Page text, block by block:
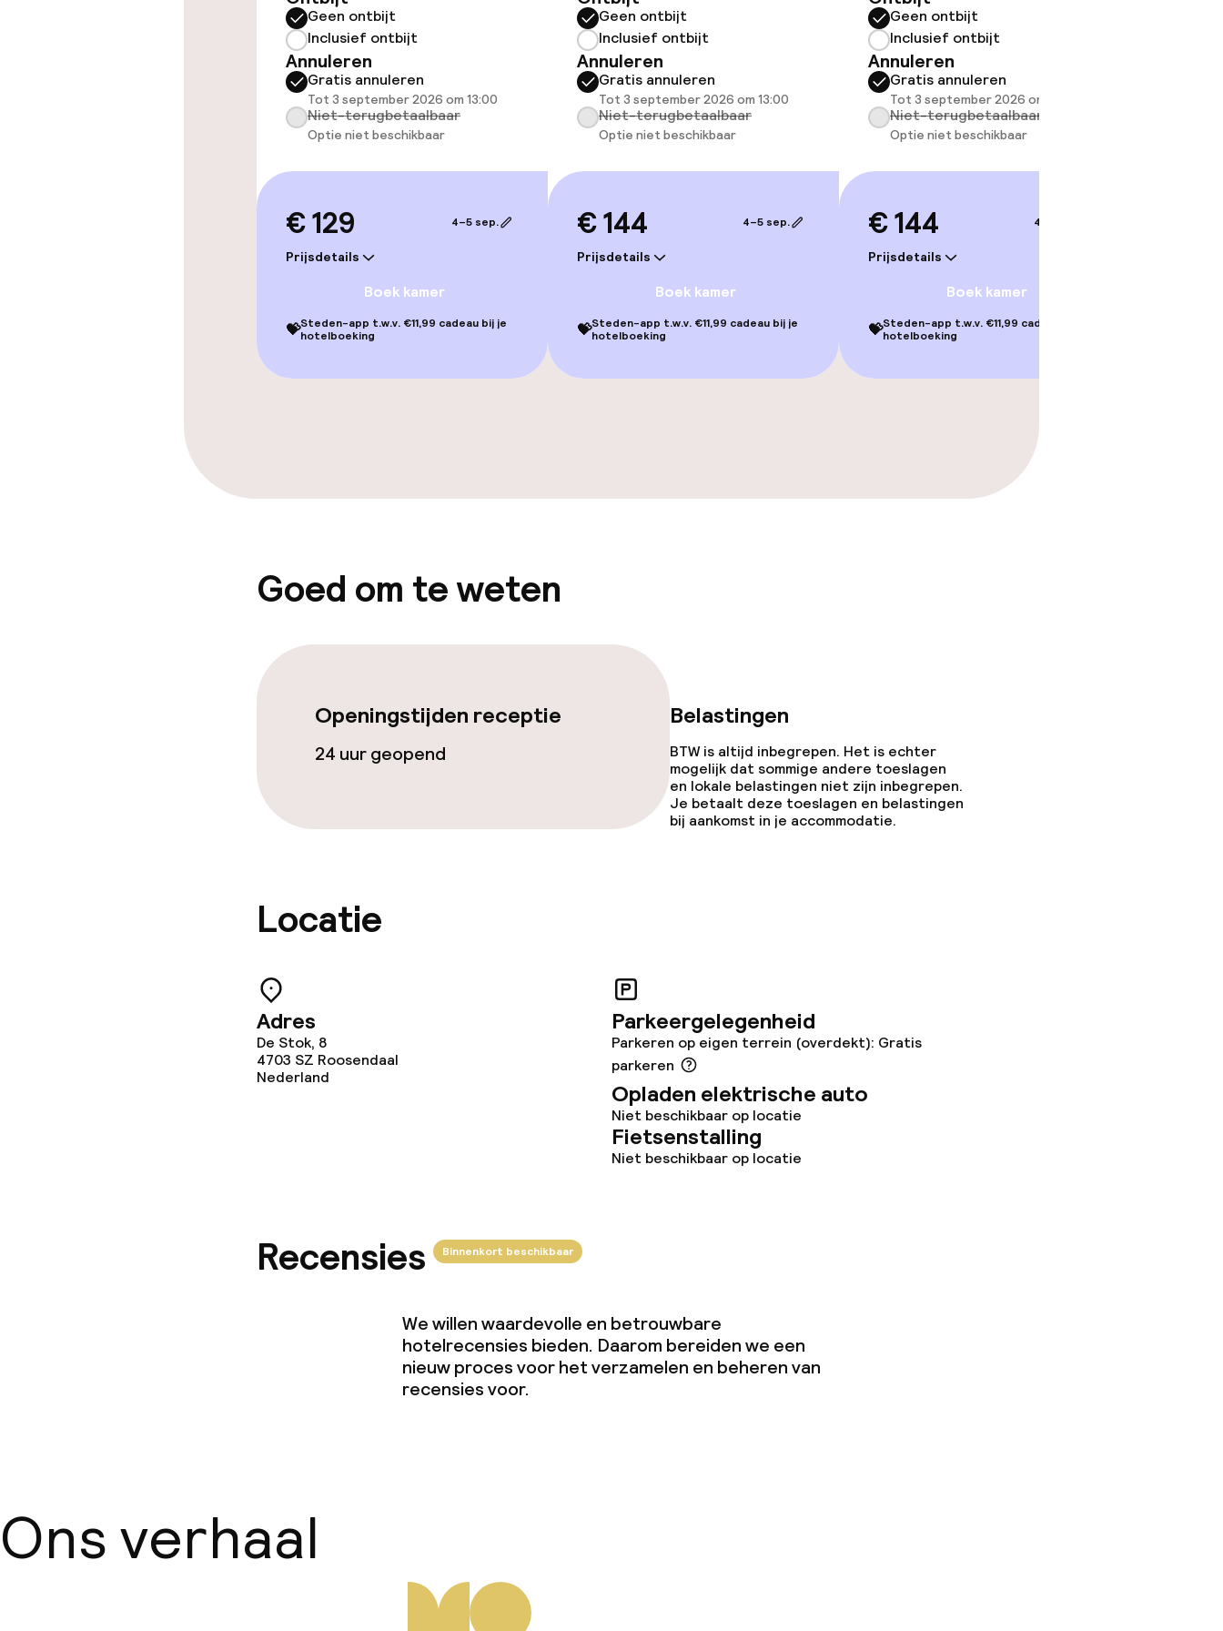
Geen ontbijt
Inclusief ontbijt
Annuleren
Gratis annuleren
Tot 3 september 2026 om 13:00
Niet-terugbetaalbaar
Optie niet beschikbaar
€ 129
Prijsdetails
4–5 sep.
Boek kamer
💝Steden-app t.w.v. €11,99 cadeau bij je
hotelboeking
Geen ontbijt
Inclusief ontbijt
Annuleren
Gratis annuleren
Tot 3 september 2026 om 13:00
Niet-terugbetaalbaar
Optie niet beschikbaar
€ 144
Prijsdetails
4–5 sep.
Boek kamer
💝Steden-app t.w.v. €11,99 cadeau bij je
hotelboeking
Geen ontbijt
Inclusief ontbijt
Annuleren
Gratis annuleren
Tot 3 september 2026 om 13:00
Niet-terugbetaalbaar
Optie niet beschikbaar
€ 144
Prijsdetails
4–5 sep.
Boek kamer
💝Steden-app t.w.v. €11,99 cadeau bij je
hotelboeking
Goed om te weten
Openingstijden receptie
24 uur geopend
Belastingen
BTW is altijd inbegrepen. Het is echter
mogelijk dat sommige andere toeslagen
en lokale belastingen niet zijn inbegrepen.
Je betaalt deze toeslagen en belastingen
bij aankomst in je accommodatie.
Locatie
Adres
De Stok, 8
4703 SZ Roosendaal
Nederland
Parkeergelegenheid
Parkeren op eigen terrein (overdekt): Gratis
parkeren
Opladen elektrische auto
Niet beschikbaar op locatie
Fietsenstalling
Niet beschikbaar op locatie
Recensies Binnenkort beschikbaar
We willen waardevolle en betrouwbare
hotelrecensies bieden. Daarom bereiden we een
nieuw proces voor het verzamelen en beheren van
recensies voor.
Ons verhaal